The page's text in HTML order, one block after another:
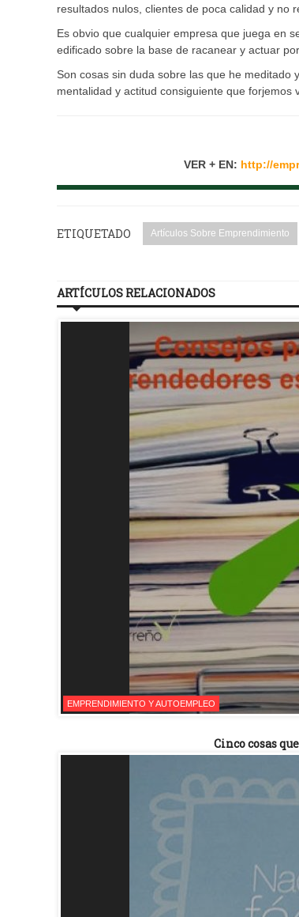
resultados nulos, clientes de poca calidad y no
Es obvio que cualquier empresa que juega en
edificado sobre la base de racanear y actuar
Son cosas sin duda sobre las que he
mentalidad y actitud consiguiente que forjemos
VER + EN: http://
ETIQUETADO Artículos Sobre Emprendimiento
ARTÍCULOS RELACIONADOS
EMPRENDIMIENTO Y AUTOEMPLEO
Cinco cosas